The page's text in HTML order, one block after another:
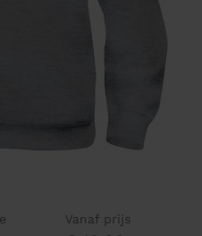
Vanaf prijs